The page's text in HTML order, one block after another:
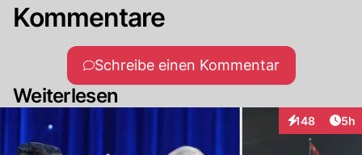
Kommentare
Schreibe einen Kommentar
Weiterlesen
148
Interaktionen
5h